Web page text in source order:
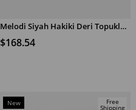
ADD TO CART Melodi Siyah Hakiki Deri Topuklu Çizme
$168.54
New
Free
Shipping